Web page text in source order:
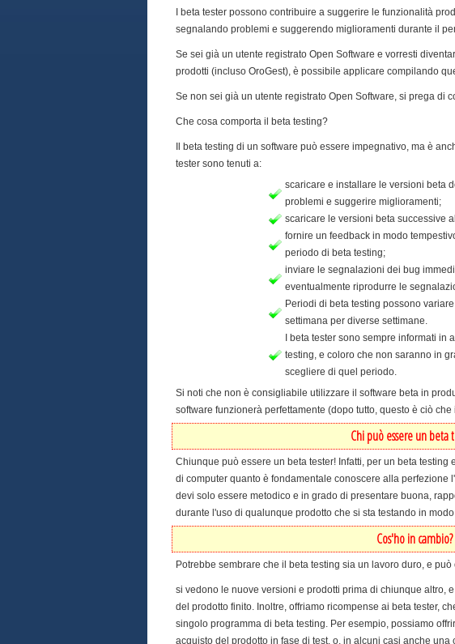
I beta tester possono contribuire a suggerire le funzionalità
segnalando problemi e suggerendo miglioramenti durante il
Se sei già un utente registrato Open Software e vorresti
prodotti (incluso OroGest), è possibile applicare compilando
Se non sei già un utente registrato Open Software, si prega di
Che cosa comporta il beta testing?
Il beta testing di un software può essere impegnativo, ma è
tester sono tenuti a:
scaricare e installare le versioni beta
problemi e suggerire miglioramenti;
scaricare le versioni beta successive
fornire un feedback in modo
periodo di beta testing;
inviare le segnalazioni dei bug
eventualmente riprodurre le
Periodi di beta testing possono
settimana per diverse settimane.
I beta tester sono sempre informati
testing, e coloro che non saranno in
scegliere di quel periodo.
Si noti che non è consigliabile utilizzare il software beta in
software funzionerà perfettamente (dopo tutto, questo è ciò
Chi può essere un beta
Chiunque può essere un beta tester! Infatti, per un beta
di computer quanto è fondamentale conoscere alla perfezione
devi solo essere metodico e in grado di presentare buona,
durante l'uso di qualunque prodotto che si sta testando in
Cos'ho in cambio?
Potrebbe sembrare che il beta testing sia un lavoro duro, e
si vedono le nuove versioni e prodotti prima di chiunque altro,
del prodotto finito. Inoltre, offriamo ricompense ai beta tester,
singolo programma di beta testing. Per esempio, possiamo
acquisto del prodotto in fase di test, o, in alcuni casi anche una